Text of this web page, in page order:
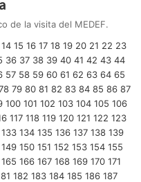
de la visita del MEDEF.
14 15 16 17 18 19 20 21 22 23
36 37 38 39 40 41 42 43 44
57 58 59 60 61 62 63 64 65
79 80 81 82 83 84 85 86 87
100 101 102 103 104 105 106
117 118 119 120 121 122 123
133 134 135 136 137 138 139
149 150 151 152 153 154 155
165 166 167 168 169 170 171
182 183 184 185 186 187